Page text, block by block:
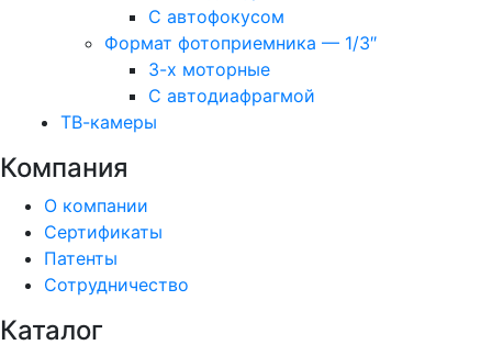
С автофокусом
Формат фотоприемника — 1/3″
3-х моторные
С автодиафрагмой
ТВ-камеры
Компания
О компании
Сертификаты
Патенты
Сотрудничество
Каталог